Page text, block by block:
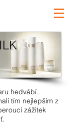
hedvábí.
tím nejlepším z
zážitek